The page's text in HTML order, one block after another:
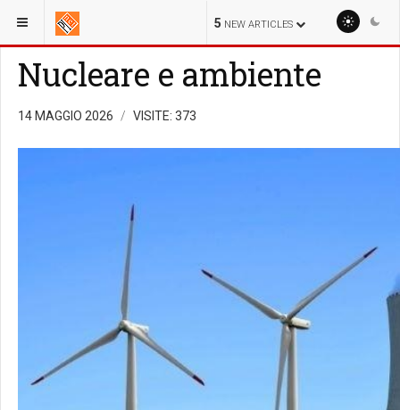
5 NEW ARTICLES
SEI QUI: NUCLEARE E AMBIENTE
Nucleare e ambiente
14 MAGGIO 2026 VISITE: 373